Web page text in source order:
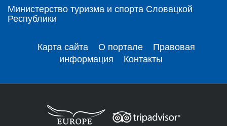
Министерство туризма и спорта Словацкой
Республики
Карта сайта О портале
Правовая
информация
Контакты